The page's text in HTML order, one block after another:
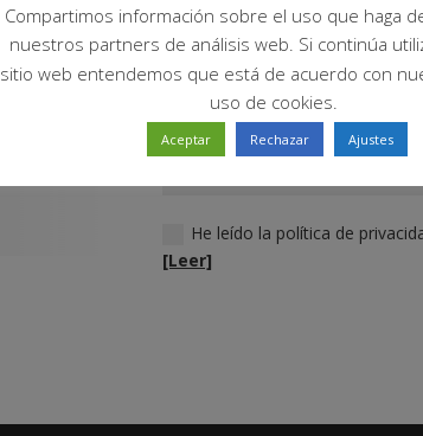
He leído la política de
[Leer]
Compartimos información sobre el uso que haga
nuestros partners de análisis web. Si continúa
sitio web entendemos que está de acuerdo con
uso de cookies.
Aceptar Rechazar Ajustes